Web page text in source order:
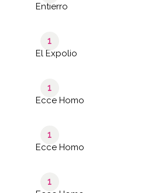
Entierro
1
El Expolio
1
Ecce Homo
1
Ecce Homo
1